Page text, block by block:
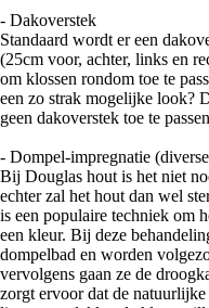
- Dakoverstek
Standaard wordt er een
(25cm voor, achter, links en
om klossen rondom toe te
een zo strak mogelijke look?
geen dakoverstek toe te
- Dompel-impregnatie
Bij Douglas hout is het niet
echter zal het hout dan wel
is een populaire techniek om
een kleur. Bij deze
dompelbad en worden
vervolgens gaan ze de
zorgt ervoor dat de